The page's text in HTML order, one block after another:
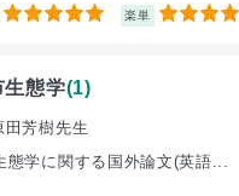
5 楽単 5
生態学(1)
田芳樹先生
態学に関する国外論文(英語...